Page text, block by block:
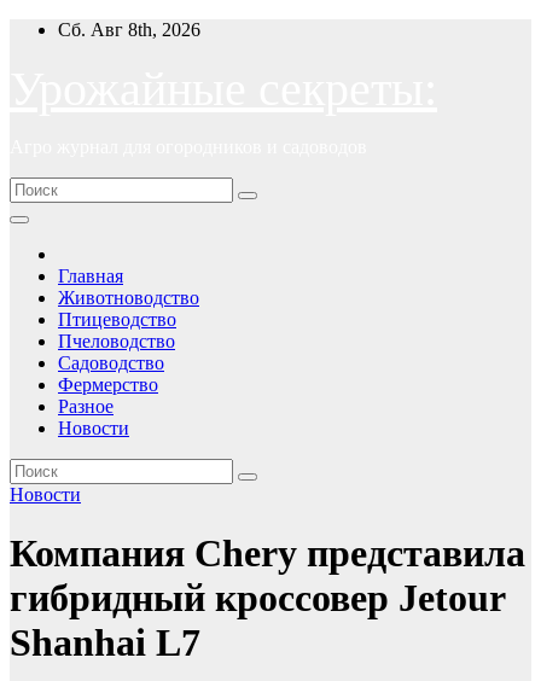
ПерейтиСб. Авг 8th, 2026
Главная
Животноводство
Птицеводство
Пчеловодство
Садоводство
Фермерство
Разное
Новости
Новости
Компания Chery представила
гибридный кроссовер Jetour
Shanhai L7